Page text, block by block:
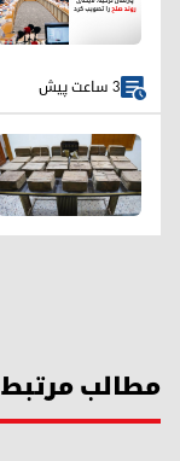
3 ساعت پیش
مطالب مرتبط